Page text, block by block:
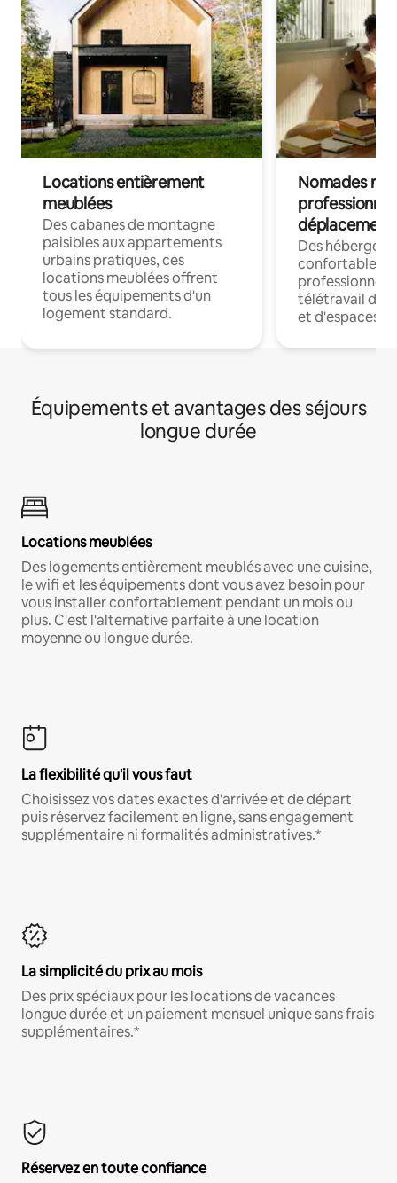
Locations entièrement
meublées
Des cabanes de montagne
paisibles aux appartements
urbains pratiques, ces
locations meublées offrent
tous les équipements d'un
logement standard.
Nomades
déplacement
Des
confortables
professionnels
télétravail
et d'espaces
Équipements et avantages des séjours
longue durée
Locations meublées
Des logements entièrement meublés avec une cuisine,
le wifi et les équipements dont vous avez besoin pour
vous installer confortablement pendant un mois ou
plus. C'est l'alternative parfaite à une location
moyenne ou longue durée.
La flexibilité qu'il vous faut
Choisissez vos dates exactes d'arrivée et de départ
puis réservez facilement en ligne, sans engagement
supplémentaire ni formalités administratives.*
La simplicité du prix au mois
Des prix spéciaux pour les locations de vacances
longue durée et un paiement mensuel unique sans frais
supplémentaires.*
Réservez en toute confiance